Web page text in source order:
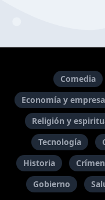
Comedia
Economía y empresa
Religión y
Tecnología
Historia
Gobierno